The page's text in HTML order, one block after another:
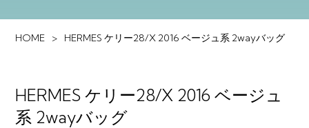
HOME HERMES ケリー28/X 2016 ベージュ系 2wayバッグ
HERMES ケリー28/X 2016 ベージュ
系 2wayバッグ